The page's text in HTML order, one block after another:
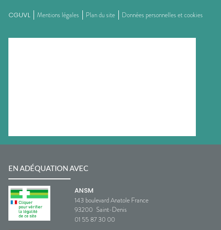
CGUVL Mentions légales Plan du site Données personnelles et cookies
EN ADÉQUATION AVEC
ANSM
143 boulevard Anatole France
93200 Saint-Denis
01 55 87 30 00